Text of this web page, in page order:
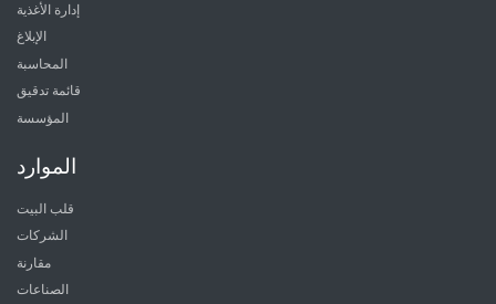
إدارة الأغذية
الإبلاغ
المحاسبة
قائمة تدقيق
المؤسسة
الموارد
قلب البيت
الشركات
مقارنة
الصناعات